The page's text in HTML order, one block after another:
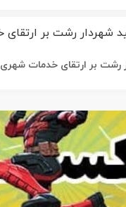
رشت بر ارتقای خدمات شهری